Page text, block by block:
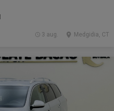
Medgidia, CT
3 aug.